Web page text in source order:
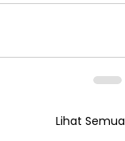
Lihat Semua